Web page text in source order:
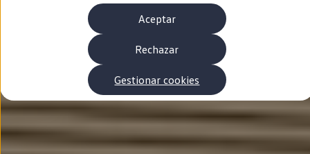
Buscar servicios para tu modelo
Volkswagen Apps, inicio de sesión y tienda
Conectar el móvil con el vehículo
Actualizaciones del software, los mapas y las
Mantenimiento y reparaciones
Revisiones e ITV
Aceite y líquidos del motor
Baterías
Frenos
Motor y chasis
Aire acondicionado y filtros
Faros y lunas
Aceptar
Rechazar
Gestionar cookies